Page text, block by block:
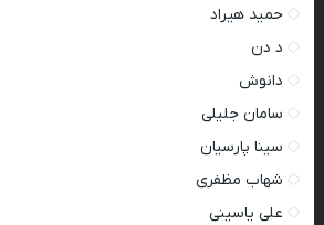
حمید هیراد
د دن
دانوش
سامان جلیلی
سینا پارسیان
شهاب مظفری
علی یاسینی